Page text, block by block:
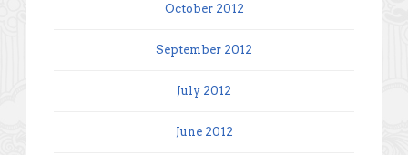
October 2012
September 2012
July 2012
June 2012